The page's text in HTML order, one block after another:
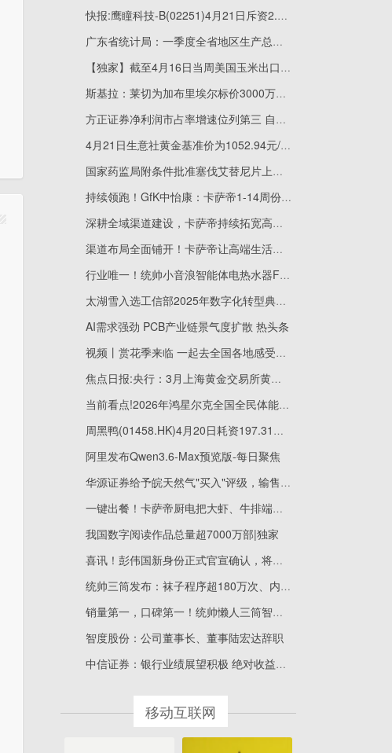
快报:鹰瞳科技-B(02251)4月21日斥资2.78万港元回购2300股
广东省统计局：一季度全省地区生产总值34950.34亿元人民币 同比增长4.6%_焦点速读
【独家】截至4月16日当周美国玉米出口检验量为1668885吨
斯基拉：莱切为加布里埃尔标价3000万欧，米兰等俱乐部有意他
方正证券净利润市占率增速位列第三 自营业务规模复苏但收益率仍有待提升-当前资讯
4月21日生意社黄金基准价为1052.94元/克_每日速讯
国家药监局附条件批准塞伐艾替尼片上市|热闻
持续领跑！GfK中怡康：卡萨帝1-14周份额稳居高端TOP1
深耕全域渠道建设，卡萨帝持续拓宽高端用户触达路径
渠道布局全面铺开！卡萨帝让高端生活直达家门口
行业唯一！统帅小音浪智能体电热水器F7获中家院L4级认证
太湖雪入选工信部2025年数字化转型典型案例
AI需求强劲 PCB产业链景气度扩散 热头条
视频丨赏花季来临 一起去全国各地感受春日美好→
焦点日报:央行：3月上海黄金交易所黄金成交5675.4吨，同比减少6.3%
当前看点!2026年鸿星尔克全国全民体能大赛首站圆满落幕
周黑鸭(01458.HK)4月20日耗资197.31万港元回购127.55万股
阿里发布Qwen3.6-Max预览版-每日聚焦
华源证券给予皖天然气"买入"评级，输售气量承压城市燃气业务稳健增长
一键出餐！卡萨帝厨电把大虾、牛排端上2026海尔青马
我国数字阅读作品总量超7000万部|独家
喜讯！彭伟国新身份正式官宣确认，将以总经理身份执掌广西恒宸
统帅三筒发布：袜子程序超180万次、内衣程序超70万次
销量第一，口碑第一！统帅懒人三筒智慧版即将首发，手机贴一贴即可开洗
智度股份：公司董事长、董事陆宏达辞职
中信证券：银行业绩展望积极 绝对收益延续
移动互联网